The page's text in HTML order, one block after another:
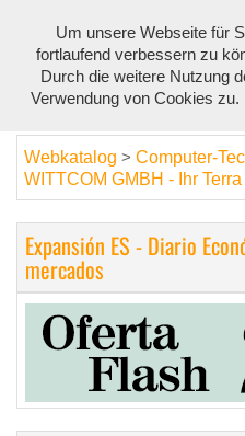
Webkatalog > Computer-
WITTCOM GMBH - Ihr
Expansión ES - Diario
mercados
Um unsere Webseite für
fortlaufend verbessern zu
Durch die weitere Nutzung
Verwendung von Cookies zu.